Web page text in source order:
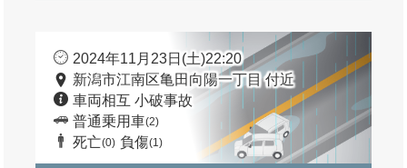
2024年11月23日(土)22:20
新潟市江南区亀田向陽一丁目 付近
車両相互 小破事故
普通乗用車(2)
死亡(0) 負傷(1)